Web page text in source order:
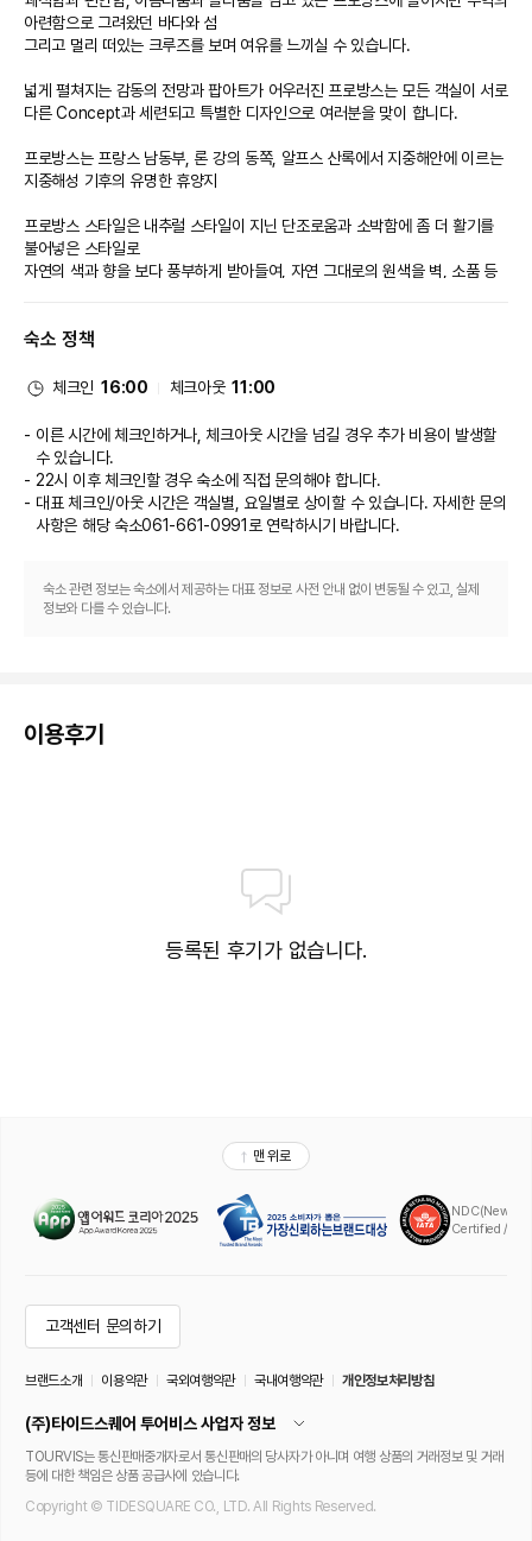
아련함으로 그려왔던 바다와 섬
그리고 멀리 떠있는 크루즈를 보며 여유를 느끼실 수 있습니다.
넓게 펼쳐지는 감동의 전망과 팝아트가 어우러진 프로방스는 모든 객실이 서로
다른 Concept과 세련되고 특별한 디자인으로 여러분을 맞이 합니다.
프로방스는 프랑스 남동부, 론 강의 동쪽, 알프스 산록에서 지중해안에 이르는
지중해성 기후의 유명한 휴양지
프로방스 스타일은 내추럴 스타일이 지닌 단조로움과 소박함에 좀 더 활기를
불어넣은 스타일로
자연의 색과 향을 보다 풍부하게 받아들여, 자연 그대로의 원색을 벽, 소품 등
숙소 정책
체크인 16:00 체크아웃 11:00
이른 시간에 체크인하거나, 체크아웃 시간을 넘길 경우 추가 비용이 발생할
수 있습니다.
22시 이후 체크인할 경우 숙소에 직접 문의해야 합니다.
대표 체크인/아웃 시간은 객실별, 요일별로 상이할 수 있습니다. 자세한 문의
사항은 해당 숙소061-661-0991 로 연락하시기 바랍니다.
숙소 관련 정보는 숙소에서 제공하는 대표 정보로 사전 안내 없이 변동될 수 있고, 실제
정보와 다를 수 있습니다.
이용후기
등록된 후기가 없습니다.